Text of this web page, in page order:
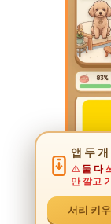
앱 두
둘 다
만 깔고
서리 키